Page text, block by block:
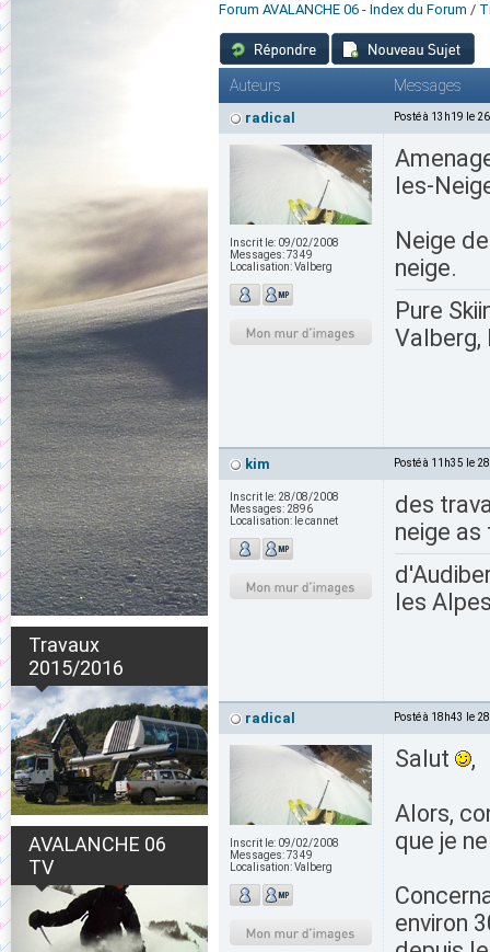
Travaux
2015/2016
AVALANCHE 06
TV
Forum AVALANCHE 06 - Index du Forum /
Auteurs Messages
radical Posté à 13h19 le
Inscrit le: 09/02/2008
Messages:7349
Localisation:Valberg
les-
Neige
neige.
Pure
Valberg,
kim Posté à 11h35 le
Inscrit le: 28/08/2008
Messages: 2896
Localisation: le cannet
des
neige
les
radical Posté à 18h43 le
Inscrit le: 09/02/2008
Messages:7349
Localisation:Valberg
Salut
,
Alors,
que je
environ